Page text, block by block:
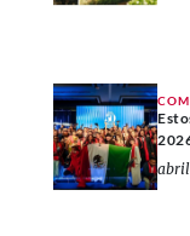
abril